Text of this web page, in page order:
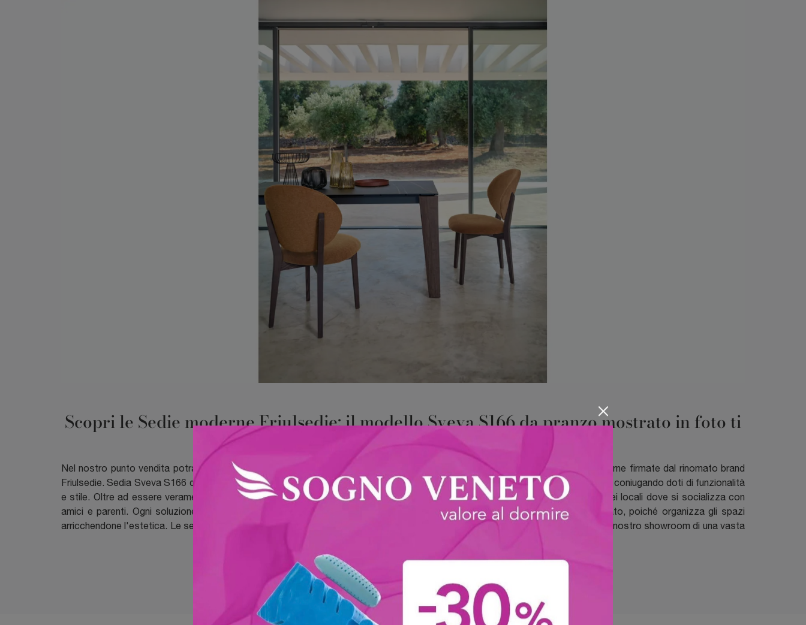
Scopri le Sedie moderne Friulsedie: il modello Sveva S166 da pranzo mostrato in foto ti
attende
Nel nostro punto vendita potrai toccare con mano le più originali proposte in commercio, tra cui anche quelle da pranzo moderne firmate dal rinomato brand
Friulsedie. Sedia Sveva S166 di Friulsedie in tessuto: sarà capace di arredare ottimamente il dining o il living della tua abitazione, coniugando doti di funzionalità
e stile. Oltre ad essere veramente confortevole e ergonomica, questa sedia in tessuto ti assicurerà una serena quotidianità nei locali dove si socializza con
amici e parenti. Ogni soluzione Friulsedie assicura un elevato contenuto estetico indipendentemente dal locale cui è destinato, poiché organizza gli spazi
arricchendone l'estetica. Le sedie risultano essere tra i mobili e oggetti accessori essenziali in ogni casa, perciò disponiamo nel nostro showroom di una vasta
serie di soluzioni da scegliere basandoti sui tuoi gusti.